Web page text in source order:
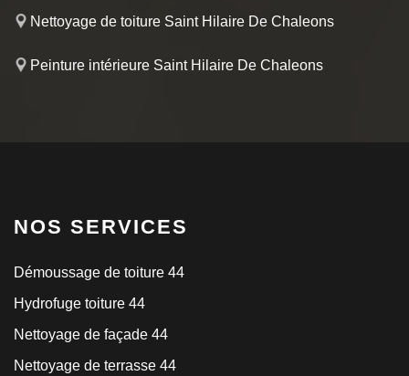
Nettoyage de toiture Saint Hilaire De Chaleons
Peinture intérieure Saint Hilaire De Chaleons
NOS SERVICES
Démoussage de toiture 44
Hydrofuge toiture 44
Nettoyage de façade 44
Nettoyage de terrasse 44